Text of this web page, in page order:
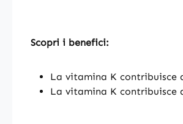
Scopri i benefici:
La vitamina K contribuisce
La vitamina K contribuisce